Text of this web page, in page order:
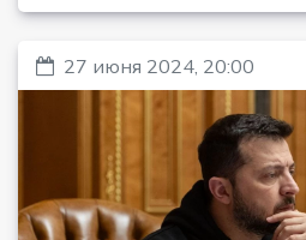
27 июня 2024, 20:00